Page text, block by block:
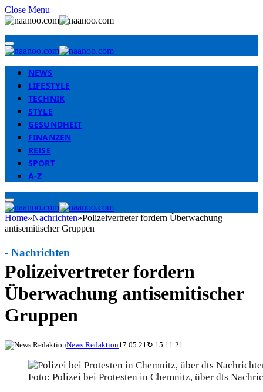
Close Menu
NEWS
LIFESTYLE
TECHNIK
STYLE
GESUNDHEIT
FINANZEN
REISE
SPORT
A-Z
Home»Nachrichten»Polizeivertreter fordern Überwachung
antisemitischer Gruppen
Polizeivertreter fordern
Überwachung antisemitischer
Gruppen
- Nachrichten
News Redaktion17.05.21 ↻ 15.11.21
Foto: Polizei bei Protesten in Chemnitz, über dts